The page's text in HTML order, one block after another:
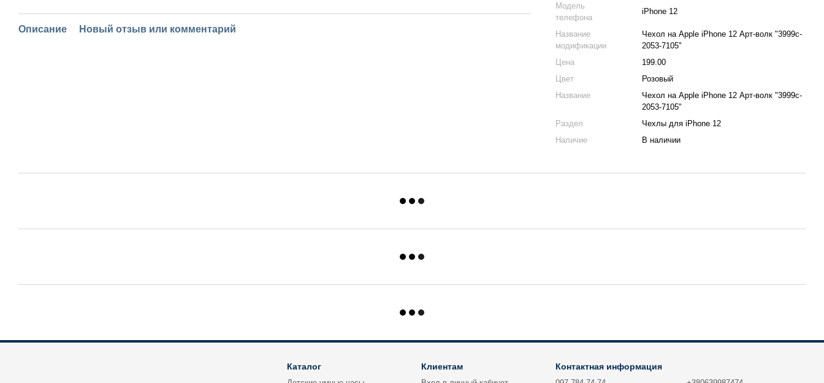
Описание Новый отзыв или комментарий
Модель
телефона
iPhone 12
Название
модификации
Чехол на Apple iPhone 12 Арт-волк "3999c-
2053-7105"
Цена
199.00
Цвет
Розовый
Название
Чехол на Apple iPhone 12 Арт-волк "3999c-
2053-7105"
Раздел
Чехлы для iPhone 12
Наличие
В наличии
Каталог Клиентам Контактная информация